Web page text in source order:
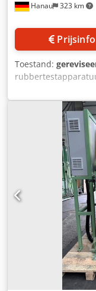
Hanau 323 km
Prijsinfo
Toestand:
rheometer
monsterpons)
gecontroleerd,
software op een